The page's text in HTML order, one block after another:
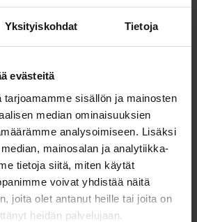
Yksityiskohdat Tietoja
evästeitä
tarjoamamme sisällön ja mainosten
median ominaisuuksien
analysoimiseen. Lisäksi
mainosalan ja analytiikka-
tietoja siitä, miten käytät
voivat yhdistää näitä
joita olet antanut heille tai joita on
heidän palvelujaan.
voi tarkastaa
katkoksesta aiheutuvaa